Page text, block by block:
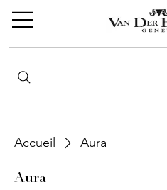
Accueil Aura
Aura